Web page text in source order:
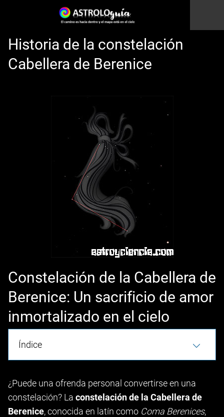
Historia de la constelación
Cabellera de Berenice
Constelación de la Cabellera de
Berenice: Un sacrificio de amor
inmortalizado en el cielo
Índice
¿Puede una ofrenda personal convertirse en una
constelación? La constelación de la Cabellera de
Berenice, conocida en latín como Coma Berenices,